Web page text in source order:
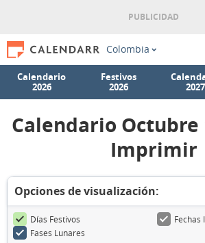
Colombia
Calendario
2026
Festivos
2026
2027
Calendario Octubre
Imprimir
Opciones de visualización:
Días Festivos
Fechas
Fases Lunares